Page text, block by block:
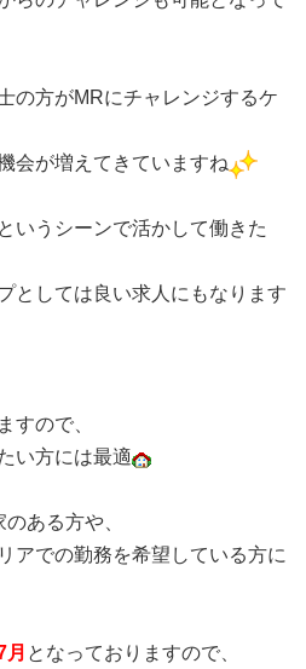
の方がMRにチャレンジするケ
会が増えてきていますね
いうシーンで活かして働きた
としては良い求人にもなります
すので、
い方には最適
ある方や、
アでの勤務を希望している方に
月 となっておりますので、